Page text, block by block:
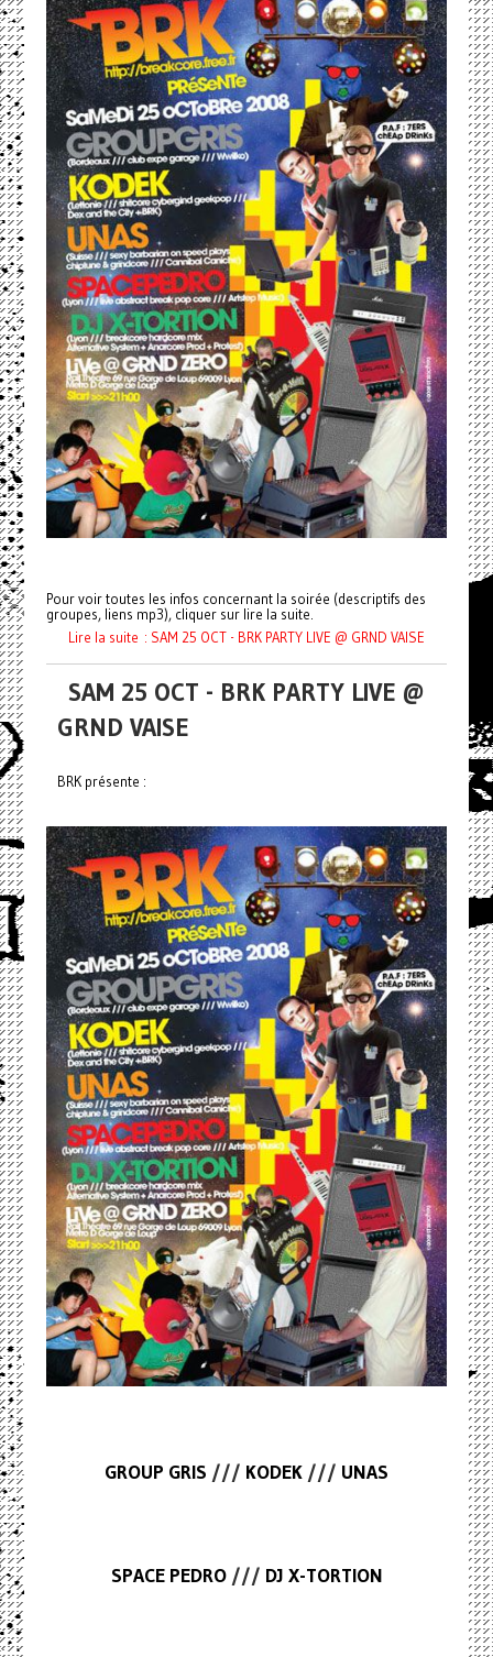
Pour voir toutes les infos concernant la soirée (descriptifs des
groupes, liens mp3), cliquer sur lire la suite.
Lire la suite : SAM 25 OCT - BRK PARTY LIVE @ GRND VAISE
SAM 25 OCT - BRK PARTY LIVE @
GRND VAISE
BRK présente :
GROUP GRIS /// KODEK /// UNAS
SPACE PEDRO/// DJ X-TORTION